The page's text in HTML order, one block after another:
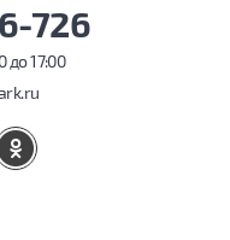
726
до 17:00